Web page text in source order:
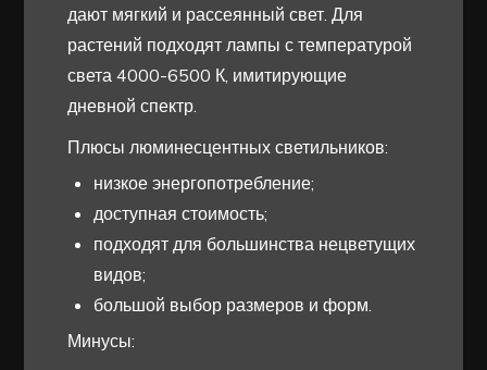
дают мягкий и рассеянный свет. Для
растений подходят лампы с температурой
света 4000-6500 К, имитирующие
дневной спектр.
Плюсы люминесцентных светильников:
низкое энергопотребление;
доступная стоимость;
подходят для большинства нецветущих
видов;
большой выбор размеров и форм.
Минусы: